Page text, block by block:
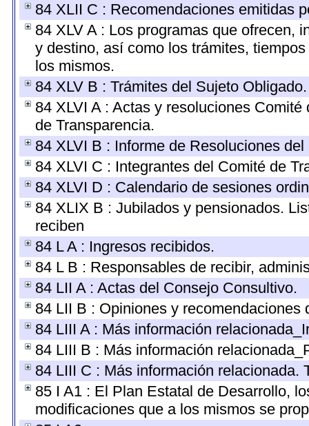
84 XLII C : Recomendaciones emitidas
84 XLV A : Los programas que ofrecen,
y destino, así como los trámites,
los mismos.
84 XLV B : Trámites del Sujeto Obligado.
84 XLVI A : Actas y resoluciones
de Transparencia.
84 XLVI B : Informe de Resoluciones
84 XLVI C : Integrantes del Comité de
84 XLVI D : Calendario de sesiones
84 XLIX B : Jubilados y pensionados.
reciben
84 L A : Ingresos recibidos.
84 L B : Responsables de recibir,
84 LII A : Actas del Consejo Consultivo.
84 LII B : Opiniones y recomendaciones
84 LIII A : Más información
84 LIII B : Más información
84 LIII C : Más información relacionada.
85 I A1 : El Plan Estatal de Desarrollo,
modificaciones que a los mismos se